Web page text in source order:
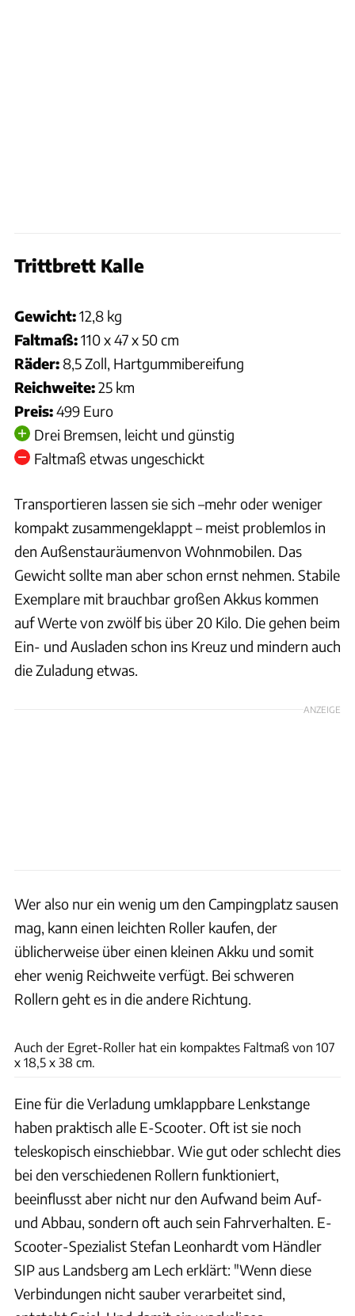
Trittbrett Kalle
Gewicht:12,8 kg
Faltmaß:110 x 47 x 50 cm
Räder: 8,5 Zoll, Hartgummibereifung
Reichweite:25 km
Preis:499 Euro
Drei Bremsen, leicht und günstig
Faltmaß etwas ungeschickt
Transportieren lassen sie sich –mehr oder weniger
kompakt zusammengeklappt – meist problemlos in
den Außenstauräumenvon Wohnmobilen. Das
Gewicht sollte man aber schon ernst nehmen. Stabile
Exemplare mit brauchbar großen Akkus kommen
auf Werte von zwölf bis über 20 Kilo. Die gehen beim
Ein- und Ausladen schon ins Kreuz und mindern auch
die Zuladung etwas.
ANZEIGE
Wer also nur ein wenig um den Campingplatz sausen
mag, kann einen leichten Roller kaufen, der
üblicherweise über einen kleinen Akku und somit
eher wenig Reichweite verfügt. Bei schweren
Rollern geht es in die andere Richtung.
Auch der Egret-Roller hat ein kompaktes Faltmaß von 107
x 18,5 x 38 cm.
Eine für die Verladung umklappbare Lenkstange
haben praktisch alle E-Scooter. Oft ist sie noch
teleskopisch einschiebbar. Wie gut oder schlecht dies
bei den verschiedenen Rollern funktioniert,
beeinflusst aber nicht nur den Aufwand beim Auf-
und Abbau, sondern oft auch sein Fahrverhalten. E-
Scooter-Spezialist Stefan Leonhardt vom Händler
SIP aus Landsberg am Lech erklärt: "Wenn diese
Verbindungen nicht sauber verarbeitet sind,